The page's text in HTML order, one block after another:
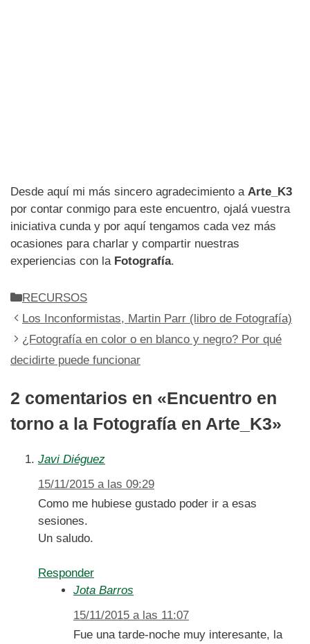
Desde aquí mi más sincero agradecimiento a Arte_K3
por contar conmigo para este encuentro, ojalá vuestra
iniciativa cunda y por aquí tengamos cada vez más
ocasiones para charlar y compartir nuestras
experiencias con la Fotografía.
Categorías
RECURSOS
Los Inconformistas, Martin Parr (libro de Fotografía)
¿Fotografía en color o en blanco y negro? Por qué
decidirte puede funcionar
2 comentarios en «Encuentro en
torno a la Fotografía en Arte_K3»
Javi Diéguez
15/11/2015 a las 09:29
Como me hubiese gustado poder ir a esas
sesiones.
Un saludo.
Responder
Jota Barros
15/11/2015 a las 11:07
Fue una tarde-noche muy interesante, la